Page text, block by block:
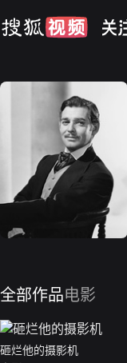
全部作品电影
砸烂他的摄影机